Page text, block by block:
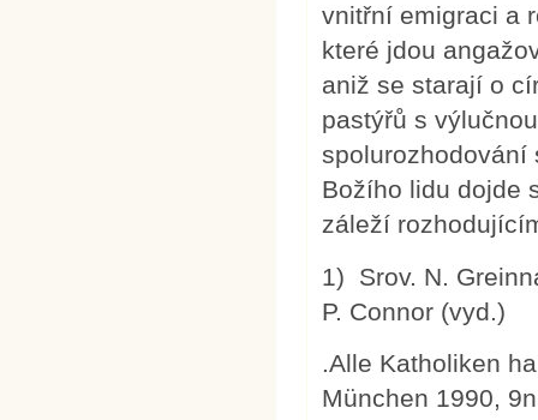
vnitřní emigraci a
které jdou
aniž se starají o
pastýřů s
spolurozhodování
Božího lidu dojde
záleží
1) Srov. N.
P. Connor (vyd.)
.Alle Katholiken
München 1990,